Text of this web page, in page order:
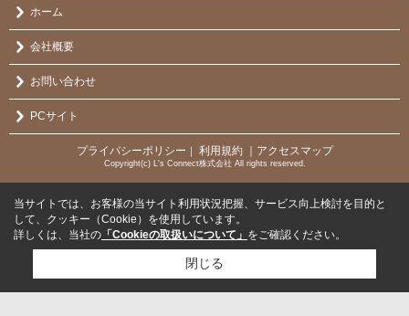
ホーム
会社概要
お問い合わせ
PCサイト
プライバシーポリシー 利用規約 ｜アクセスマップ
Copyright(c) L's Connect株式会社 All rights reserved.
当サイトでは、お客様の当サイト利用状況把握、サービス向上検討を目的と
して、クッキー（Cookie）を使用しています。
詳しくは、当社の 「Cookieの取扱いについて」 をご確認ください。
閉じる